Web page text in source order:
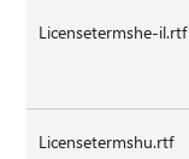
Licensetermshe-il.rtf
Licensetermshu.rtf